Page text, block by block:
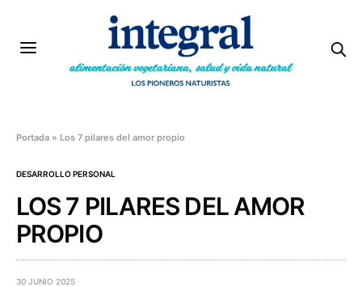
Portada » Los 7 pilares del amor propio
DESARROLLO PERSONAL
LOS 7 PILARES DEL AMOR
PROPIO
30 JUNIO 2025